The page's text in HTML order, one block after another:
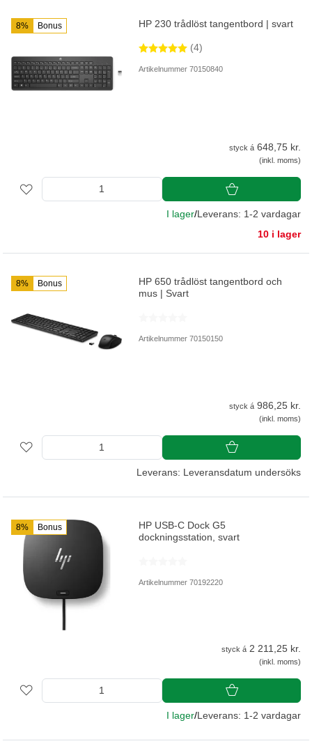
8% Bonus HP 230 trådlöst tangentbord | svart
(4)
Artikelnummer 70150840
styck á 648,75 kr.
(inkl. moms)
I lager/Leverans: 1-2 vardagar
10 i lager
8% Bonus
HP 650 trådlöst tangentbord och
mus | Svart
Artikelnummer 70150150
styck á 986,25 kr.
(inkl. moms)
Leverans: Leveransdatum undersöks
8% Bonus
HP USB-C Dock G5
dockningsstation, svart
Artikelnummer 70192220
styck á 2 211,25 kr.
(inkl. moms)
I lager/Leverans: 1-2 vardagar